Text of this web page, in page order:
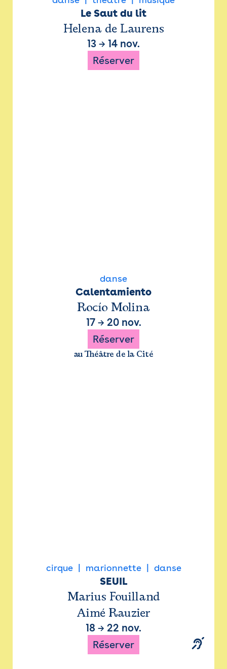
Le Saut du lit
Helena de Laurens
13 → 14 nov.
Réserver
danse
Calentamiento
Rocío Molina
17→ 20 nov.
Réserver
au Théâtre de la Cité
cirque marionnette danse
SEUIL
Marius Fouilland
Aimé Rauzier
18 → 22 nov.
Réserver